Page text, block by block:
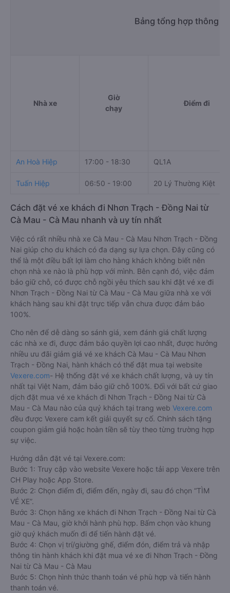
Bảng tổng hợp thông
Nhà xe
Giờ
chạy
Điểm đi
An Hoà Hiệp 17:00 - 18:30 QL1A
Tuấn Hiệp 06:50 - 19:00 20 Lý Thường Kiệt
Cách đặt vé xe khách đi Nhơn Trạch - Đồng Nai từ
Cà Mau - Cà Mau nhanh và uy tín nhất
Việc có rất nhiều nhà xe Cà Mau - Cà Mau Nhơn Trạch - Đồng
Nai giúp cho du khách có đa dạng sự lựa chọn. Đây cũng có
thể là một điều bất lợi làm cho hàng khách không biết nên
chọn nhà xe nào là phù hợp với mình. Bên cạnh đó, việc đảm
bảo giữ chỗ, có được chỗ ngồi yêu thích sau khi đặt vé xe đi
Nhơn Trạch - Đồng Nai từ Cà Mau - Cà Mau giữa nhà xe với
khách hàng sau khi đặt trực tiếp vẫn chưa được đảm bảo
100%.
Cho nên để dễ dàng so sánh giá, xem đánh giá chất lượng
các nhà xe đi, được đảm bảo quyền lợi cao nhất, được hưởng
nhiều ưu đãi giảm giá vé xe khách Cà Mau - Cà Mau Nhơn
Trạch - Đồng Nai, hành khách có thể đặt mua tại website
Vexere.com- Hệ thống đặt vé xe khách chất lượng, và uy tín
nhất tại Việt Nam, đảm bảo giữ chỗ 100%. Đối với bất cứ giao
dịch đặt mua vé xe khách đi Nhơn Trạch - Đồng Nai từ Cà
Mau - Cà Mau nào của quý khách tại trang web Vexere.com
đều được Vexere cam kết giải quyết sự cố. Chính sách tặng
coupon giảm giá hoặc hoàn tiền sẽ tùy theo từng trường hợp
sự việc.
Hướng dẫn đặt vé tại Vexere.com:
Bước 1: Truy cập vào website Vexere hoặc tải app Vexere trên
CH Play hoặc App Store.
Bước 2: Chọn điểm đi, điểm đến, ngày đi, sau đó chọn “TÌM
VÉ XE”.
Bước 3: Chọn hãng xe khách đi Nhơn Trạch - Đồng Nai từ Cà
Mau - Cà Mau, giờ khởi hành phù hợp. Bấm chọn vào khung
giờ quý khách muốn đi để tiến hành đặt vé.
Bước 4: Chọn vị trí/giường ghế, điểm đón, điểm trả và nhập
thông tin hành khách khi đặt mua vé xe đi Nhơn Trạch - Đồng
Nai từ Cà Mau - Cà Mau
Bước 5: Chọn hình thức thanh toán vé phù hợp và tiến hành
thanh toán vé.